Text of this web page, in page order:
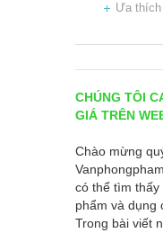
Ưa thích
CHÚNG TÔI
GIÁ TRÊN
Chào mừng
có thể tìm thấy
phẩm và dụng
Trong bài viết